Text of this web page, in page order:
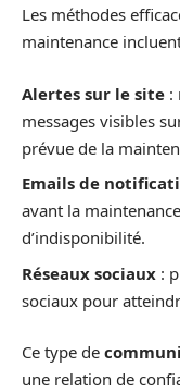
Les méthodes
maintenance
Alertes sur le site :
messages visibles
prévue de la
Emails de
avant la
d’indisponibilité.
Réseaux sociaux :
sociaux pour
Ce type de
une relation de